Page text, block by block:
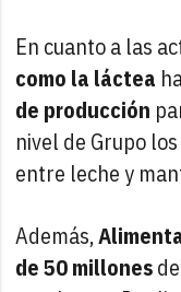
En cuanto a las
como la láctea
de producción
nivel de Grupo
entre leche y
Además,
de 50 millones